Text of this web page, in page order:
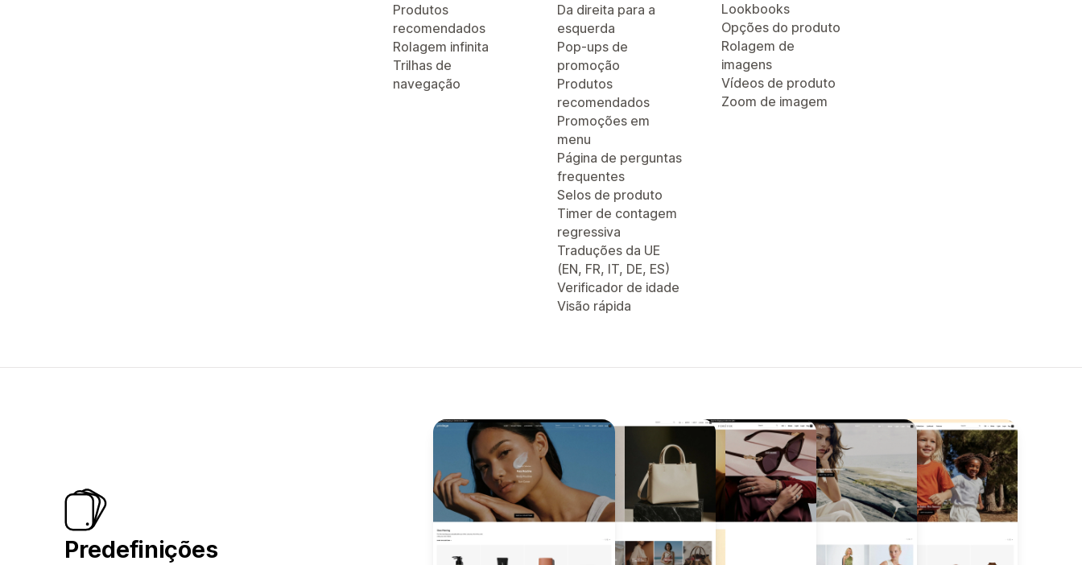
Produtos
recomendados
Rolagem infinita
Trilhas de
navegação
Da direita para a
esquerda
Pop-ups de
promoção
Produtos
recomendados
Promoções em
menu
Página de perguntas
frequentes
Selos de produto
Timer de contagem
regressiva
Traduções da UE
(EN, FR, IT, DE, ES)
Verificador de idade
Visão rápida
Lookbooks
Opções do produto
Rolagem de
imagens
Vídeos de produto
Zoom de imagem
Predefinições